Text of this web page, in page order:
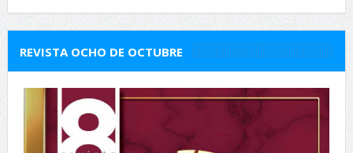
REVISTA OCHO DE OCTUBRE